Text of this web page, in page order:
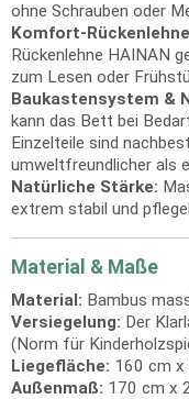
ohne Schrauben oder
Komfort-
Rückenlehne HAINAN
zum Lesen oder
Baukastensystem &
kann das Bett bei
Einzelteile sind
umweltfreundlicher als
Natürliche Stärke:
extrem stabil und
Material & Maße
Material: Bambus
Versiegelung: Der
(Norm für
Liegefläche: 160 cm x
Außenmaß: 170 cm x